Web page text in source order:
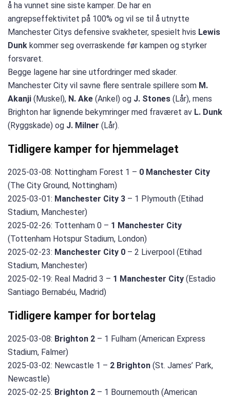
å ha vunnet sine siste kamper. De har en
angrepseffektivitet på 100% og vil se til å utnytte
Manchester Citys defensive svakheter, spesielt hvis Lewis
Dunk kommer seg overraskende før kampen og styrker
forsvaret.
Begge lagene har sine utfordringer med skader.
Manchester City vil savne flere sentrale spillere som M.
Akanji (Muskel), N. Ake (Ankel) og J. Stones (Lår), mens
Brighton har lignende bekymringer med fraværet av L. Dunk
(Ryggskade) og J. Milner (Lår).
Tidligere kamper for hjemmelaget
2025-03-08: Nottingham Forest 1 – 0 Manchester City
(The City Ground, Nottingham)
2025-03-01: Manchester City 3 – 1 Plymouth (Etihad
Stadium, Manchester)
2025-02-26: Tottenham 0 – 1 Manchester City
(Tottenham Hotspur Stadium, London)
2025-02-23: Manchester City 0 – 2 Liverpool (Etihad
Stadium, Manchester)
2025-02-19: Real Madrid 3 – 1 Manchester City (Estadio
Santiago Bernabéu, Madrid)
Tidligere kamper for bortelag
2025-03-08: Brighton 2 – 1 Fulham (American Express
Stadium, Falmer)
2025-03-02: Newcastle 1 – 2 Brighton (St. James’ Park,
Newcastle)
2025-02-25: Brighton 2 – 1 Bournemouth (American